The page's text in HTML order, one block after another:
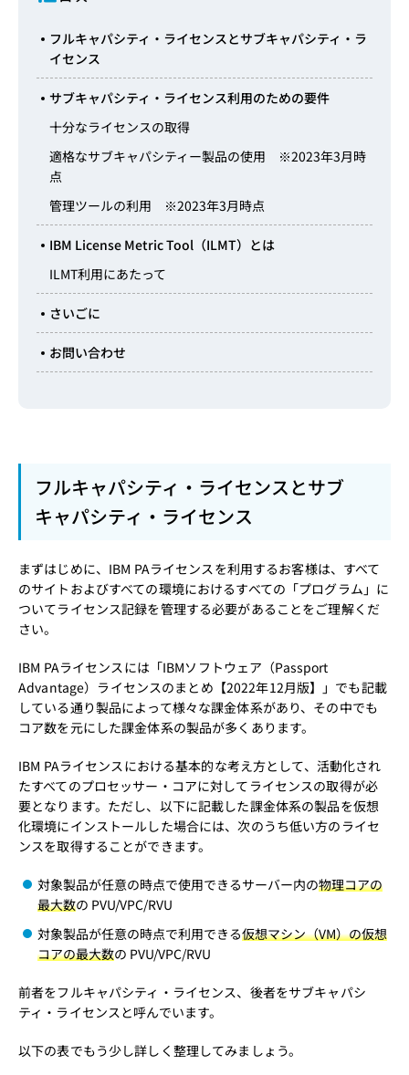
フルキャパシティ・ライセンスとサブキャパシティ・ラ
イセンス
サブキャパシティ・ライセンス利用のための要件
十分なライセンスの取得
適格なサブキャパシティー製品の使用 ※2023年3月時
点
管理ツールの利用 ※2023年3月時点
IBM License Metric Tool（ILMT）とは
ILMT利用にあたって
さいごに
お問い合わせ
フルキャパシティ・ライセンスとサブ
キャパシティ・ライセンス
まずはじめに、IBM PAライセンスを利用するお客様は、すべて
のサイトおよびすべての環境におけるすべての「プログラム」に
ついてライセンス記録を管理する必要があることをご理解くだ
さい。
IBM PAライセンスには「IBMソフトウェア（Passport
Advantage）ライセンスのまとめ【2022年12月版】 」でも記載
している通り製品によって様々な課金体系があり、その中でも
コア数を元にした課金体系の製品が多くあります。
IBM PAライセンスにおける基本的な考え方として、活動化され
たすべてのプロセッサー・コアに対してライセンスの取得が必
要となります。ただし、以下に記載した課金体系の製品を仮想
化環境にインストールした場合には、次のうち低い方のライセ
ンスを取得することができます。
対象製品が任意の時点で使用できるサーバー内の物理コアの
最大数の PVU/VPC/RVU
対象製品が任意の時点で利用できる仮想マシン（VM）の仮想
コアの最大数の PVU/VPC/RVU
前者をフルキャパシティ・ライセンス、後者をサブキャパシ
ティ・ライセンスと呼んでいます。
以下の表でもう少し詳しく整理してみましょう。